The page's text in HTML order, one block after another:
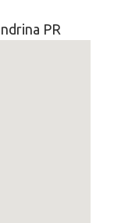
PR